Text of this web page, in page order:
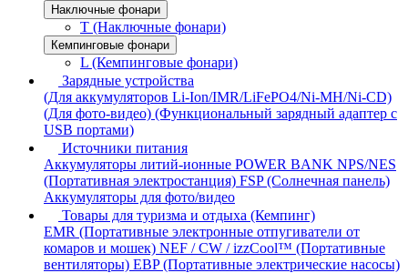
Наключные фонари
T (Наключные фонари)
Кемпинговые фонари
L (Кемпинговые фонари)
Зарядные устройства
(Для аккумуляторов Li-Ion/IMR/LiFePO4/Ni-MH/Ni-CD)
(Для фото-видео) (Функциональный зарядный адаптер с
USB портами)
Источники питания
Аккумуляторы литий-ионные POWER BANK NPS/NES
(Портативная электростанция) FSP (Солнечная панель)
Аккумуляторы для фото/видео
Товары для туризма и отдыха (Кемпинг)
EMR (Портативные электронные отпугиватели от
комаров и мошек) NEF / CW / izzCool™ (Портативные
вентиляторы) EBP (Портативные электрические насосы)